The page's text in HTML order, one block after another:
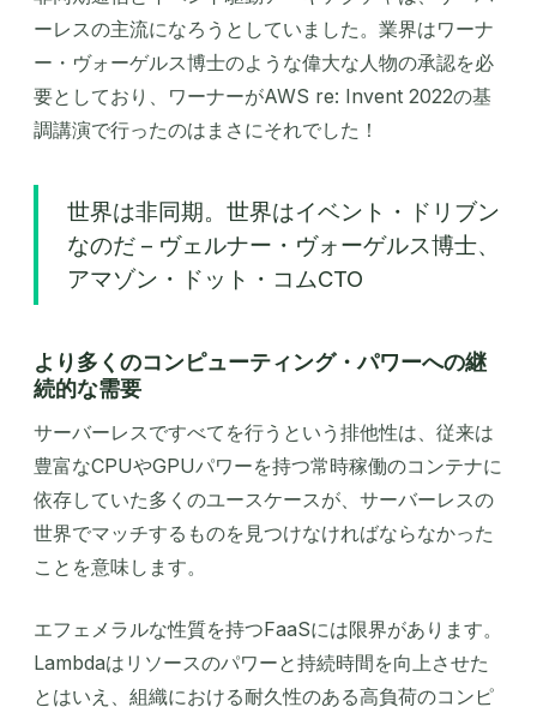
ーレスの主流になろうとしていました。業界はワーナ
ー・ヴォーゲルス博士のような偉大な人物の承認を必
要としており、ワーナーがAWS re: Invent 2022の基
調講演で行ったのはまさにそれでした！
世界は非同期。世界はイベント・ドリブン
なのだ – ヴェルナー・ヴォーゲルス博士、
アマゾン・ドット・コムCTO
より多くのコンピューティング・パワーへの継
続的な需要
サーバーレスですべてを行うという排他性は、従来は
豊富なCPUやGPUパワーを持つ常時稼働のコンテナに
依存していた多くのユースケースが、サーバーレスの
世界でマッチするものを見つけなければならなかった
ことを意味します。
エフェメラルな性質を持つFaaSには限界があります。
Lambdaはリソースのパワーと持続時間を向上させた
とはいえ、組織における耐久性のある高負荷のコンピ